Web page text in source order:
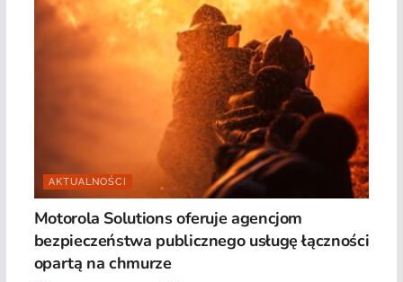
AKTUALNOŚCI
Motorola Solutions oferuje agencjom
bezpieczeństwa publicznego usługę łączności
opartą na chmurze